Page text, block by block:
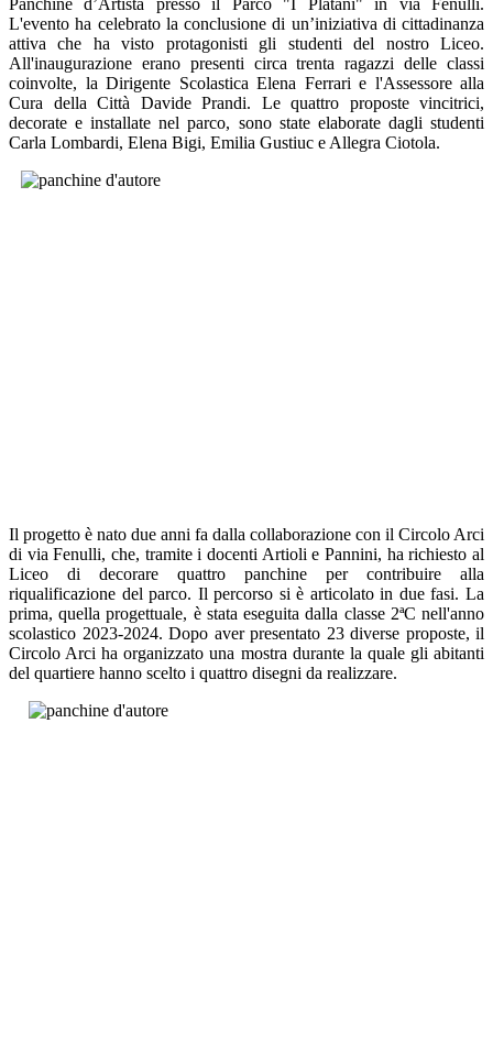
Panchine d’Artista presso il Parco "I Platani" in via Fenulli.
L'evento ha celebrato la conclusione di un’iniziativa di cittadinanza
attiva che ha visto protagonisti gli studenti del nostro Liceo.
All'inaugurazione erano presenti circa trenta ragazzi delle classi
coinvolte, la Dirigente Scolastica Elena Ferrari e l'Assessore alla
Cura della Città Davide Prandi. Le quattro proposte vincitrici,
decorate e installate nel parco, sono state elaborate dagli studenti
Carla Lombardi, Elena Bigi, Emilia Gustiuc e Allegra Ciotola.
Il progetto è nato due anni fa dalla collaborazione con il Circolo Arci
di via Fenulli, che, tramite i docenti Artioli e Pannini, ha richiesto al
Liceo di decorare quattro panchine per contribuire alla
riqualificazione del parco. Il percorso si è articolato in due fasi. La
prima, quella progettuale, è stata eseguita dalla classe 2ªC nell'anno
scolastico 2023-2024. Dopo aver presentato 23 diverse proposte, il
Circolo Arci ha organizzato una mostra durante la quale gli abitanti
del quartiere hanno scelto i quattro disegni da realizzare.